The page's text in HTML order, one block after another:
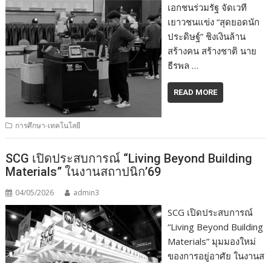
เอกชนร่วมรัฐ จัดเวที
เยาวชนแข่ง “สุดยอดนัก
ประดิษฐ์” ชิงเงินล้าน
สร้างคน สร้างชาติ นาย
ธีรพล …
READ MORE
การศึกษา-เทคโนโลยี
SCG เปิดประสบการณ์ “Living Beyond Building
Materials” ในงานสถาปนิก’69
04/05/2026 admin3
SCG เปิดประสบการณ์
“Living Beyond Building
Materials” มุมมองใหม่
ของการอยู่อาศัย ในงานส